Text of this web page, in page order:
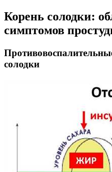
Корень солодки:
симптомов
солодки